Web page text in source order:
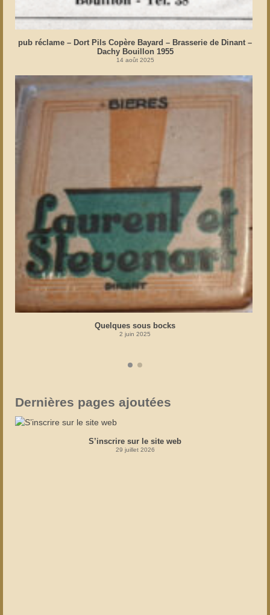
pub réclame – Dort Pils Copère Bayard – Brasserie de Dinant –
Dachy Bouillon 1955
14 août 2025
Quelques sous bocks
2 juin 2025
Dernières pages ajoutées
S’inscrire sur le site web
29 juillet 2026